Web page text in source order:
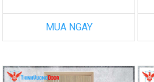
MUA NGAY